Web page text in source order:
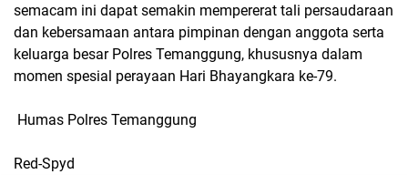
semacam ini dapat semakin mempererat tali persaudaraan
dan kebersamaan antara pimpinan dengan anggota serta
keluarga besar Polres Temanggung, khususnya dalam
momen spesial perayaan Hari Bhayangkara ke-79.
Humas Polres Temanggung
Red-Spyd